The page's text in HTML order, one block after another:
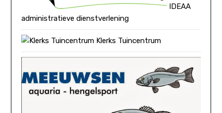
IDEAA
administratieve dienstverlening
Klerks Tuincentrum